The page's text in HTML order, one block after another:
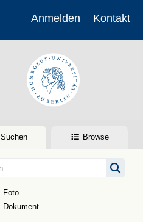
Anmelden Kontakt
Suchen Browse
Foto
Dokument